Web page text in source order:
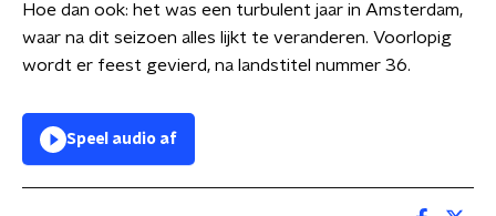
Hoe dan ook: het was een turbulent jaar in Amsterdam,
waar na dit seizoen alles lijkt te veranderen. Voorlopig
wordt er feest gevierd, na landstitel nummer 36.
Speel audio af